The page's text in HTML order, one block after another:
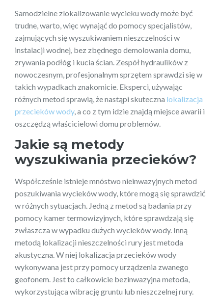
Samodzielne zlokalizowanie wycieku wody może być
trudne, warto, więc wynająć do pomocy specjalistów,
zajmujących się wyszukiwaniem nieszczelności w
instalacji wodnej, bez zbędnego demolowania domu,
zrywania podłóg i kucia ścian. Zespół hydraulików z
nowoczesnym, profesjonalnym sprzętem sprawdzi się w
takich wypadkach znakomicie. Eksperci, używając
różnych metod sprawią, że nastąpi skuteczna lokalizacja
przecieków wody, a co z tym idzie znajdą miejsce awarii i
oszczędzą właścicielowi domu problemów.
Jakie są metody
wyszukiwania przecieków?
Współcześnie istnieje mnóstwo nieinwazyjnych metod
poszukiwania wycieków wody, które mogą się sprawdzić
w różnych sytuacjach. Jedną z metod są badania przy
pomocy kamer termowizyjnych, które sprawdzają się
zwłaszcza w wypadku dużych wycieków wody. Inną
metodą lokalizacji nieszczelności rury jest metoda
akustyczna. W niej lokalizacja przecieków wody
wykonywana jest przy pomocy urządzenia zwanego
geofonem. Jest to całkowicie bezinwazyjna metoda,
wykorzystująca wibrację gruntu lub nieszczelnej rury.